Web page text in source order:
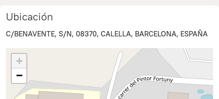
Ubicación
C/BENAVENTE, S/N, 08370, CALELLA, BARCELONA, ESPAÑA
+
−